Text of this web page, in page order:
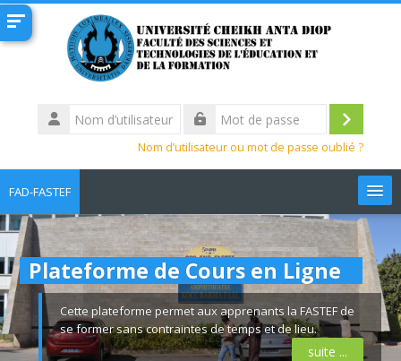
Passer au contenu principal
Nom
d’utilisateur
Nom d’utilisateur ou mot de passe oublié ?
FAD-FASTEF
Français ‎(fr)‎
Rechercher
des
cours
Plateforme de Cours en Ligne
Cette plateforme permet aux apprenants la FASTEF de
se former sans contraintes de temps et de lieu.
suite ...